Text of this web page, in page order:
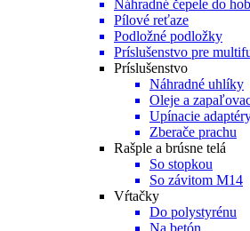
Náhradné čepele do
Pílové reťaze
Podložné podložky
Príslušenstvo pre
Príslušenstvo
Náhradné uhlíky
Oleje a
Upínacie
Zberače prachu
Rašple a brúsne telá
So stopkou
So závitom M14
Vŕtačky
Do polystyrénu
Na betón